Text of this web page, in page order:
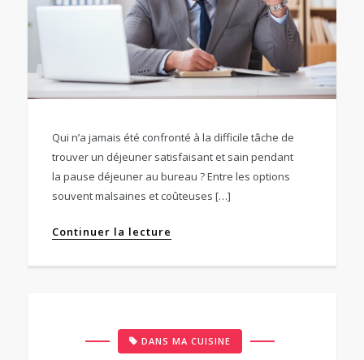
Qui n’a jamais été confronté à la difficile tâche de
trouver un déjeuner satisfaisant et sain pendant
la pause déjeuner au bureau ? Entre les options
souvent malsaines et coûteuses […]
Continuer la lecture
DANS MA CUISINE